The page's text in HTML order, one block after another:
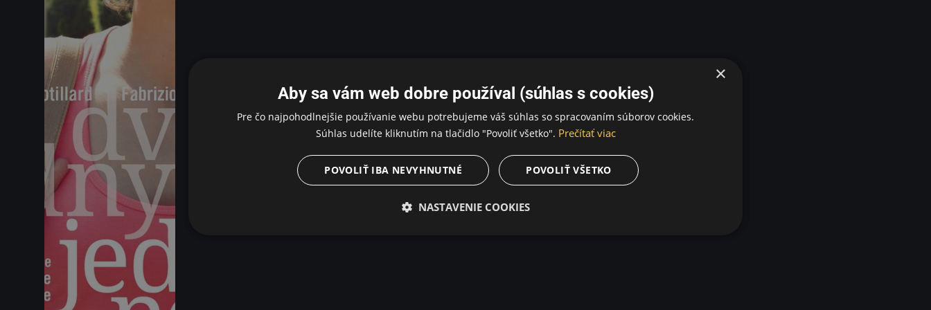
×
Aby sa vám web dobre používal (súhlas s cookies)
Pre čo najpohodlnejšie používanie webu potrebujeme váš súhlas so spracovaním súborov cookies.
Súhlas udelíte kliknutím na tlačidlo "Povoliť všetko". Prečítať viac
POVOLIŤ VŠETKO
POVOLIŤ IBA NEVYHNUTNÉ
NASTAVENIE COOKIES